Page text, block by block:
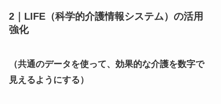
2｜LIFE（科学的介護情報システム）の活用
強化
（共通のデータを使って、効果的な介護を数字で
見えるようにする）